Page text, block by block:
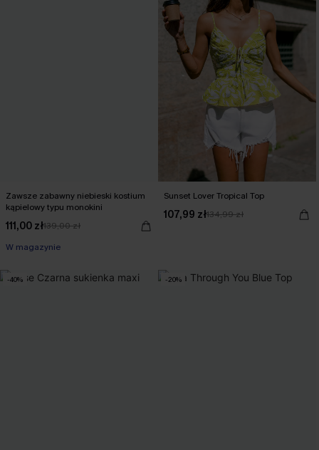
Zawsze zabawny niebieski kostium
kąpielowy typu monokini
111,00 zł139,00 zł
W magazynie
Sunset Lover Tropical Top
107,99 zł134,99 zł
-40% -20%